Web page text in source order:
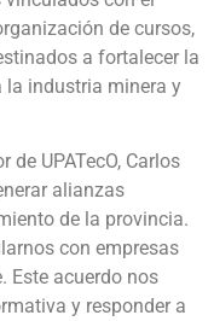
de cursos,
a fortalecer la
la industria minera y
de UPATecO, Carlos
alianzas
de la provincia.
con empresas
Este acuerdo nos
y responder a